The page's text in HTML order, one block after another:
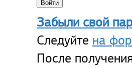
Забыли свой
Следуйте на
После